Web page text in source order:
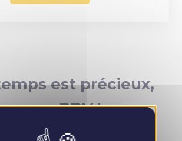
est précieux,
RDV !